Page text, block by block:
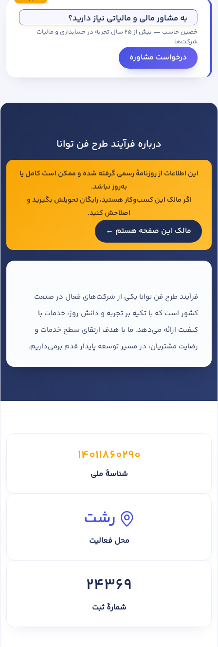
به مشاور مالی و مالیاتی نیاز دارید؟
حَصین حاسب — بیش از ۲۵ سال تجربه در حسابداری و مالیات
شرکت‌ها
درخواست مشاوره
درباره فرآیند طرح فن توانا
این اطلاعات از روزنامهٔ رسمی گرفته شده و ممکن است کامل یا
به‌روز نباشد.
اگر مالک این کسب‌وکار هستید، رایگان تحویلش بگیرید و
اصلاحش کنید.
مالک این صفحه هستم ←
فرآیند طرح فن توانا یکی از شرکت‌های فعال در صنعت
کشور است که با تکیه بر تجربه و دانش روز، خدمات با
کیفیت ارائه می‌دهد. ما با هدف ارتقای سطح خدمات و
رضایت مشتریان، در مسیر توسعه پایدار قدم برمی‌داریم.
14011860290
شناسهٔ ملی
رشت
محل فعالیت
24369
شمارهٔ ثبت